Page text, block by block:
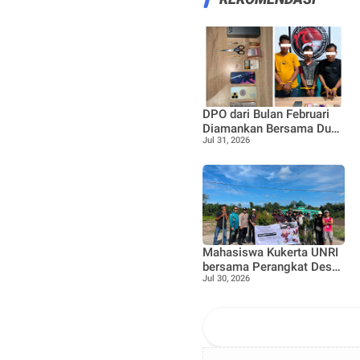
DPO dari Bulan Februari
Diamankan Bersama Dua
Rekan Lainnya Terkait
Narkotika Jenis Sabu
Jul 31, 2026
Mahasiswa Kukerta UNRI
bersama Perangkat Desa
dan Bhabinkamtibmas
Jul 30, 2026